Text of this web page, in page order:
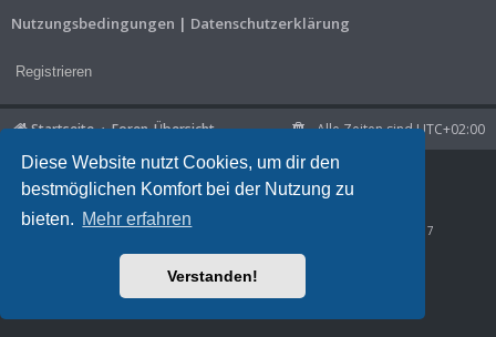
Diese Website nutzt Cookies, um dir den
bestmöglichen Komfort bei der Nutzung zu
bieten. Mehr erfahren
Verstanden!
Nutzungsbedingungen | Datenschutzerklärung
Registrieren
Startseite Foren-Übersicht Alle Zeiten sindUTC+02:00
Powered byphpBB® Forum Software © phpBB Limited
Deutsche Übersetzung durchphpBB.de
Datenschutz
Time: 0.039s| Peak Memory Usage: 944.98 KiB | GZIP: Off | Queries: 7